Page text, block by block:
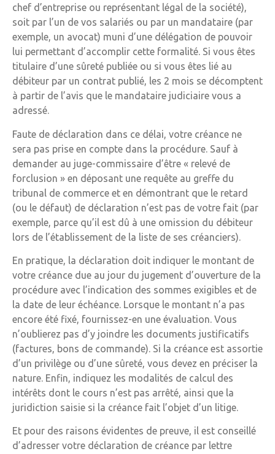
chef d’entreprise ou représentant légal de la société),
soit par l’un de vos salariés ou par un mandataire (par
exemple, un avocat) muni d’une délégation de pouvoir
lui permettant d’accomplir cette formalité. Si vous êtes
titulaire d’une sûreté publiée ou si vous êtes lié au
débiteur par un contrat publié, les 2 mois se décomptent
à partir de l’avis que le mandataire judiciaire vous a
adressé.
Faute de déclaration dans ce délai, votre créance ne
sera pas prise en compte dans la procédure. Sauf à
demander au juge-commissaire d’être « relevé de
forclusion » en déposant une requête au greffe du
tribunal de commerce et en démontrant que le retard
(ou le défaut) de déclaration n’est pas de votre fait (par
exemple, parce qu’il est dû à une omission du débiteur
lors de l’établissement de la liste de ses créanciers).
En pratique, la déclaration doit indiquer le montant de
votre créance due au jour du jugement d’ouverture de la
procédure avec l’indication des sommes exigibles et de
la date de leur échéance. Lorsque le montant n’a pas
encore été fixé, fournissez-en une évaluation. Vous
n’oublierez pas d’y joindre les documents justificatifs
(factures, bons de commande). Si la créance est assortie
d’un privilège ou d’une sûreté, vous devez en préciser la
nature. Enfin, indiquez les modalités de calcul des
intérêts dont le cours n’est pas arrêté, ainsi que la
juridiction saisie si la créance fait l’objet d’un litige.
Et pour des raisons évidentes de preuve, il est conseillé
d’adresser votre déclaration de créance par lettre